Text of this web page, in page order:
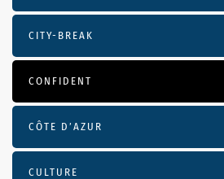
CITY-BREAK
CONFIDENT
CÔTE D’AZUR
CULTURE